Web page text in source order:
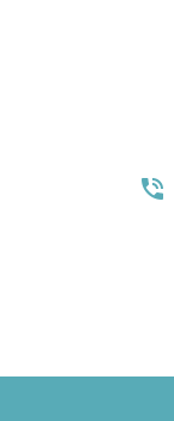
phone_in_talk